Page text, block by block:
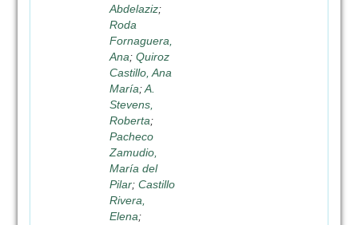
Abdelaziz;
Roda
Fornaguera,
Ana; Quiroz
Castillo, Ana
María;A.
Stevens,
Roberta;
Pacheco
Zamudio,
María del
Pilar; Castillo
Rivera,
Elena;